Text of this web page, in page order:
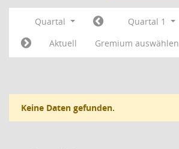
Quartal Quartal 1
Aktuell
Gremium auswählen
Keine Daten gefunden.